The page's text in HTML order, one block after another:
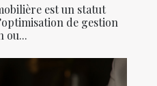
est un statut
de gestion
ou...